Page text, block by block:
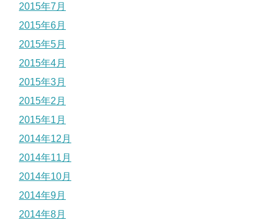
2015年7月
2015年6月
2015年5月
2015年4月
2015年3月
2015年2月
2015年1月
2014年12月
2014年11月
2014年10月
2014年9月
2014年8月